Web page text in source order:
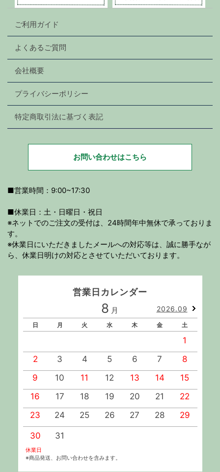
ご利用ガイド
よくあるご質問
会社概要
プライバシーポリシー
特定商取引法に基づく表記
お問い合わせはこちら
■営業時間：9:00~17:30
■休業日：土・日曜日・祝日
※ネットでのご注文の受付は、24時間年中無休で承っておりま
す。
※休業日にいただきましたメールへの対応等は、誠に勝手なが
ら、休業日明けの対応とさせていただいております。
営業日カレンダー
8 月 2026.09
日 月 火 水 木 金 土
1
2
3 4 5 6 7
8
9
10 11 12 13 14
15
16
17 18 19 20 21
22
23
24 25 26 27 28 29
30 31
休業日
※商品発送、お問い合わせを含みます。